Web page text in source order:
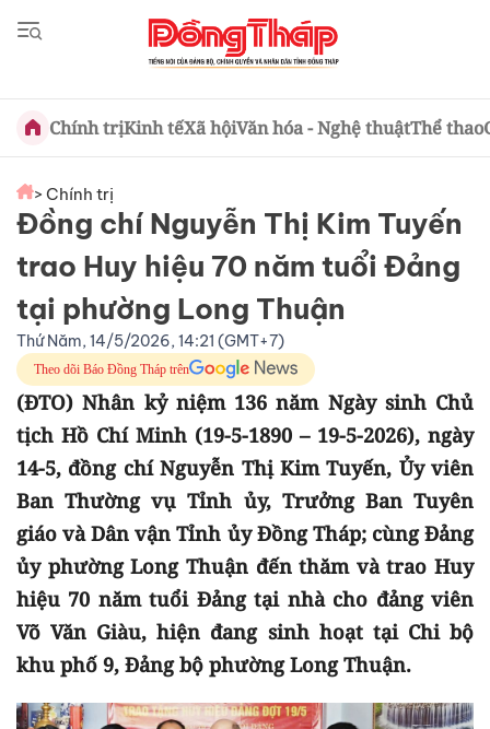
Chính trịKinh tếXã hộiVăn hóa - Nghệ thuậtThể thao
> Chính trị
Đồng chí Nguyễn Thị Kim Tuyến
trao Huy hiệu 70 năm tuổi Đảng
tại phường Long Thuận
Thứ Năm, 14/5/2026, 14:21 (GMT+7)
Theo dõi Báo Đồng Tháp trên
(ĐTO) Nhân kỷ niệm 136 năm Ngày sinh Chủ
tịch Hồ Chí Minh (19-5-1890 – 19-5-2026), ngày
14-5, đồng chí Nguyễn Thị Kim Tuyến, Ủy viên
Ban Thường vụ Tỉnh ủy, Trưởng Ban Tuyên
giáo và Dân vận Tỉnh ủy Đồng Tháp; cùng Đảng
ủy phường Long Thuận đến thăm và trao Huy
hiệu 70 năm tuổi Đảng tại nhà cho đảng viên
Võ Văn Giàu, hiện đang sinh hoạt tại Chi bộ
khu phố 9, Đảng bộ phường Long Thuận.